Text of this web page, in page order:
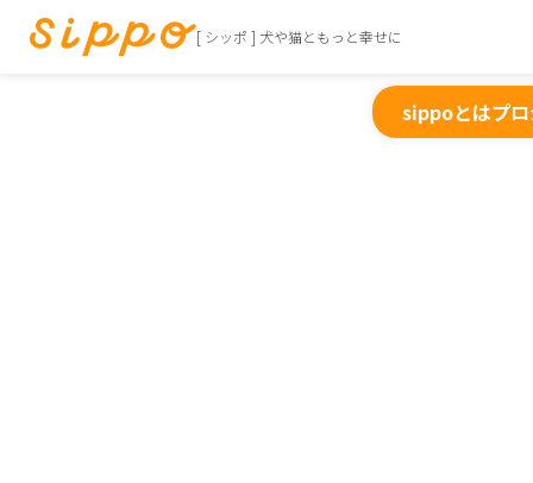
[ シッポ ] 犬や猫ともっと幸せに
sippoとはプ